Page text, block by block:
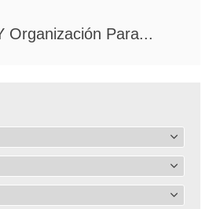
Organización Para...